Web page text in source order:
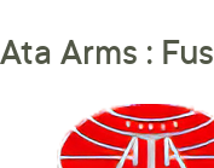
Ata Arms :